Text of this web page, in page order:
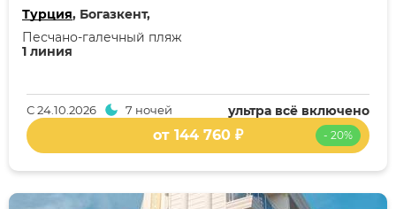
Турция, Богазкент,
1 линия
Песчано-галечный пляж
ультра всё включено
С24.10.2026 7 ночей
- 20%
от 144 760 ₽